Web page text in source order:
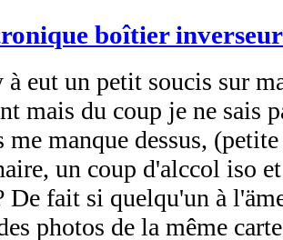
boîtier
eut un petit soucis sur
mais du coup je ne sais
me manque dessus,
un coup d'alccol iso
De fait si quelqu'un à
photos de la même